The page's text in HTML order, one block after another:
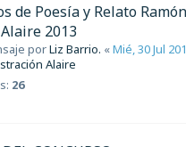
de Poesía y Relato
2013
porLiz Barrio. «Mié, 30 Jul
Alaire
26